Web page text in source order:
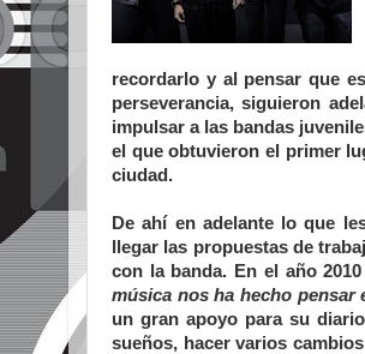
recordarlo y al pensar que
perseverancia, siguieron
impulsar a las bandas
el que obtuvieron el primer
ciudad.
De ahí en adelante lo que
llegar las propuestas de
con la banda. En el año
música nos ha hecho pensar
un gran apoyo para su
sueños, hacer varios